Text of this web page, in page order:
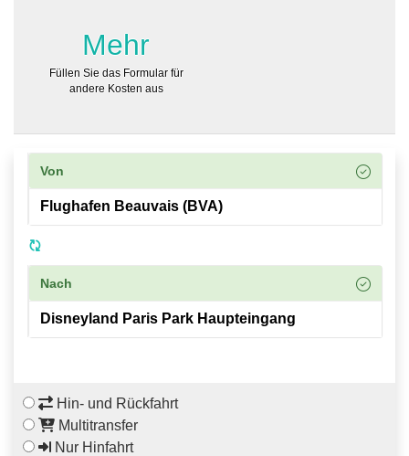
Mehr
Füllen Sie das Formular für
andere Kosten aus
Von
Nach
Hin- und Rückfahrt
Multitransfer
Nur Hinfahrt